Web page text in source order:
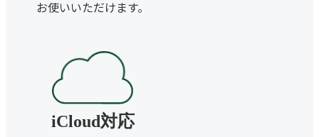
お使いいただけます。
iCloud対応